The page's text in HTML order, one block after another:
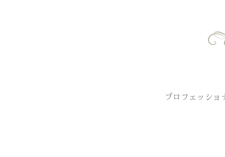
プロフェッショ